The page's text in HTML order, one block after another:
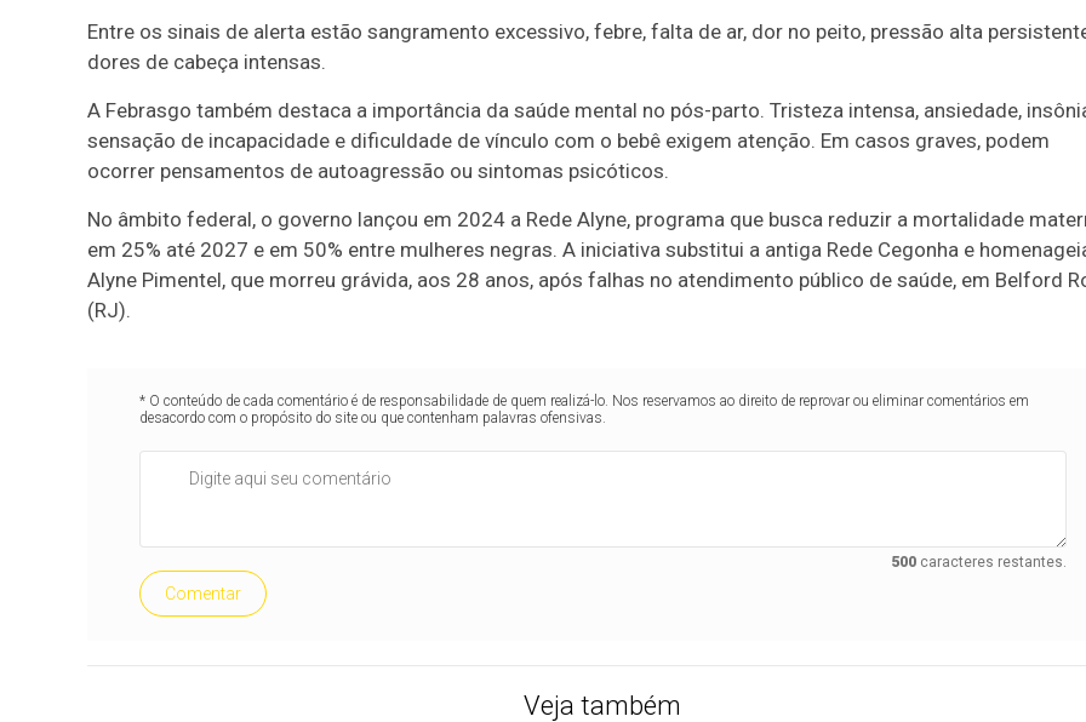
Entre os sinais de alerta estão sangramento excessivo, febre, falta de ar, dor no peito, pressão alta
dores de cabeça intensas.
A Febrasgo também destaca a importância da saúde mental no pós-parto. Tristeza intensa, ansiedade,
sensação de incapacidade e dificuldade de vínculo com o bebê exigem atenção. Em casos graves, podem
ocorrer pensamentos de autoagressão ou sintomas psicóticos.
No âmbito federal, o governo lançou em 2024 a Rede Alyne, programa que busca reduzir a mortalidade
em 25% até 2027 e em 50% entre mulheres negras. A iniciativa substitui a antiga Rede Cegonha e
Alyne Pimentel, que morreu grávida, aos 28 anos, após falhas no atendimento público de saúde, em Belford
(RJ).
* O conteúdo de cada comentário é de responsabilidade de quem realizá-lo. Nos reservamos ao direito de reprovar ou eliminar comentários em
desacordo com o propósito do site ou que contenham palavras ofensivas.
500caracteres restantes.
Comentar
Veja também